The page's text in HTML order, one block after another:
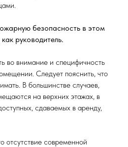
безопасность в этом
руководитель.
во внимание и специфичность
Следует пояснить, что
В большинстве случаев,
на верхних этажах, в
сдаваемых в аренду,
отсутствие современной